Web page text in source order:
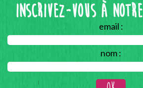
Inscrivez-vous à
email :
nom :